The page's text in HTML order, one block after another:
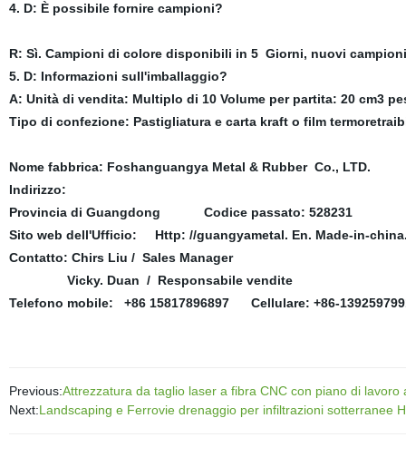
4. D: È possibile fornire campioni?
R: Sì. Campioni di colore disponibili in 5 Giorni, nuovi
5. D: Informazioni sull'imballaggio?
A: Unità di vendita: Multiplo di 10 Volume per partita: 20 cm3
Tipo di confezione: Pastigliatura e carta kraft o film
Nome fabbrica: Foshanguangya Metal & Rubber Co., LTD.
Indirizzo:
Provincia di Guangdong Codice passato: 528231
Sito web dell'Ufficio: Http: //guangyametal. En. Made-in-
Contatto: Chirs Liu / Sales Manager
Vicky. Duan / Responsabile vendite
Telefono mobile: +86 15817896897 Cellulare: +86-
Previous:Attrezzatura da taglio laser a fibra CNC con piano di lavoro
Next:Landscaping e Ferrovie drenaggio per infiltrazioni sotterranee